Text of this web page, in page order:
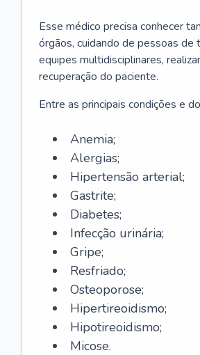
Esse médico precisa conhecer
órgãos, cuidando de pessoas de
equipes multidisciplinares,
recuperação do paciente.
Entre as principais condições e
Anemia;
Alergias;
Hipertensão arterial;
Gastrite;
Diabetes;
Infecção urinária;
Gripe;
Resfriado;
Osteoporose;
Hipertireoidismo;
Hipotireoidismo;
Micose.